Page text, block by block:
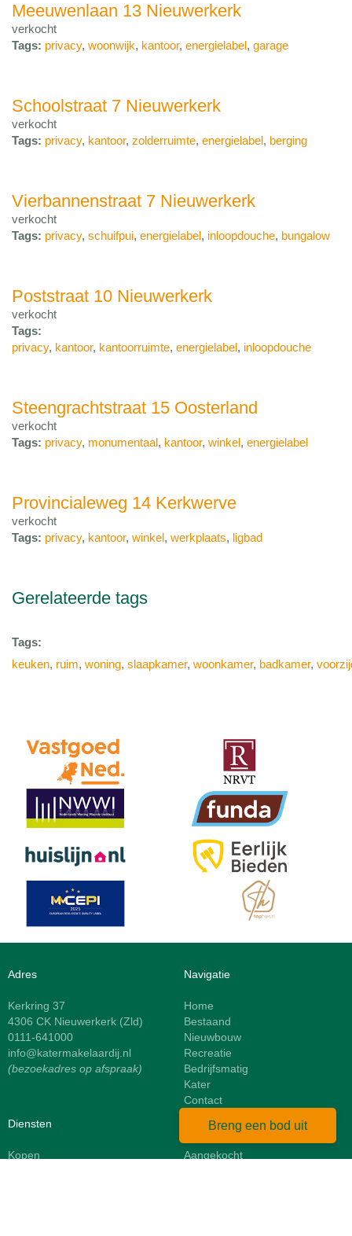
Meeuwenlaan 13 Nieuwerkerk
verkocht
Tags: privacy, woonwijk, kantoor, energielabel, garage
Schoolstraat 7 Nieuwerkerk
verkocht
Tags: privacy, kantoor, zolderruimte, energielabel, berging
Vierbannenstraat 7 Nieuwerkerk
verkocht
Tags: privacy, schuifpui, energielabel, inloopdouche, bungalow
Poststraat 10 Nieuwerkerk
verkocht
Tags:
privacy, kantoor, kantoorruimte, energielabel, inloopdouche
Steengrachtstraat 15 Oosterland
verkocht
Tags: privacy, monumentaal, kantoor, winkel, energielabel
Provincialeweg 14 Kerkwerve
verkocht
Tags: privacy, kantoor, winkel, werkplaats, ligbad
Gerelateerde tags
Tags:
keuken, ruim, woning, slaapkamer, woonkamer, badkamer,
Adres
Kerkring 37
4306 CK Nieuwerkerk (Zld)
0111-641000
info@katermakelaardij.nl
(bezoekadres op afspraak)
Navigatie
Home
Bestaand
Nieuwbouw
Recreatie
Bedrijfsmatig
Kater
Contact
Diensten
Kopen
Resultaten
Aangekocht
Breng een bod uit